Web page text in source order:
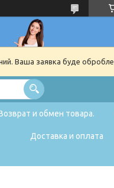
Ваша заявка буде
и обмен товара.
Доставка и оплата